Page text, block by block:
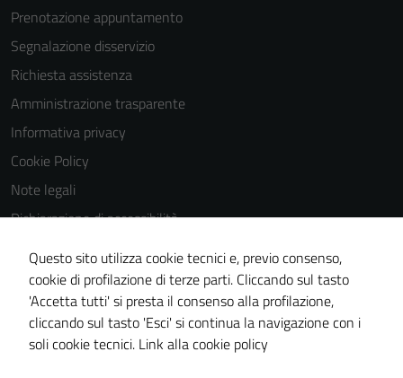
Prenotazione appuntamento
Segnalazione disservizio
Richiesta assistenza
Amministrazione trasparente
Informativa privacy
Cookie Policy
Note legali
Dichiarazione di accessibilità
Dichiarazione di accessibilità Servizi
Whistleblowing
Piano di miglioramento del sito
Area riservata
Questo sito utilizza cookie tecnici e, previo consenso,
cookie di profilazione di terze parti. Cliccando sul tasto
'Accetta tutti' si presta il consenso alla profilazione,
cliccando sul tasto 'Esci' si continua la navigazione con i
soli cookie tecnici. Link alla cookie policy